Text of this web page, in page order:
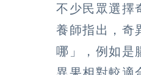
不少民眾選擇
養師指出，奇
哪」，例如是